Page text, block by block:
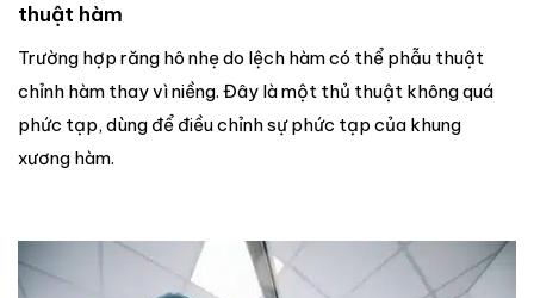
thuật hàm
Trường hợp răng hô nhẹ do lệch hàm có thể phẫu thuật
chỉnh hàm thay vì niềng. Đây là một thủ thuật không quá
phức tạp, dùng để điều chỉnh sự phức tạp của khung
xương hàm.